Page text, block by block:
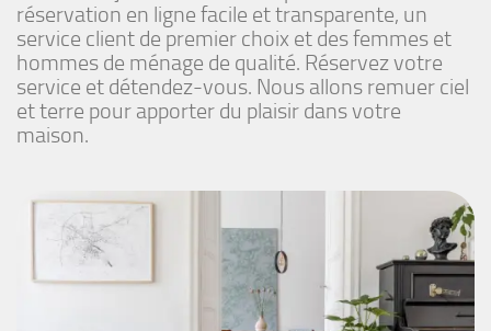
réservation en ligne facile et transparente, un
service client de premier choix et des femmes et
hommes de ménage de qualité. Réservez votre
service et détendez-vous. Nous allons remuer ciel
et terre pour apporter du plaisir dans votre
maison.